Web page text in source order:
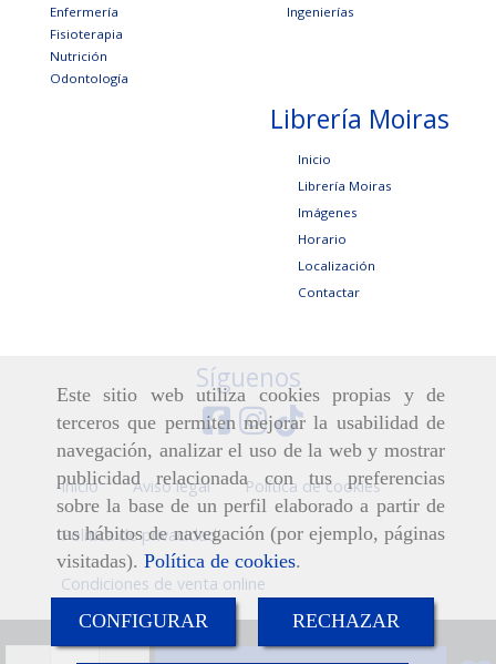
Este sitio web utiliza cookies propias y de
terceros que permiten mejorar la usabilidad de
navegación, analizar el uso de la web y mostrar
publicidad relacionada con tus preferencias
sobre la base de un perfil elaborado a partir de
tus hábitos de navegación (por ejemplo, páginas
visitadas). Política de cookies.
CONFIGURAR RECHAZAR
Enfermería
Fisioterapia
Nutrición
Odontología
Ingenierías
Librería Moiras
Inicio
Librería Moiras
Imágenes
Horario
Localización
Contactar
Síguenos
Inicio Aviso legal Política de cookies
Política de privacidad
Condiciones de venta online